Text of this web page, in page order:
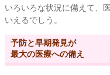
いろいろな状況に備えて、
いえるでしう。
予防と早期発見が
最大の医療への備え